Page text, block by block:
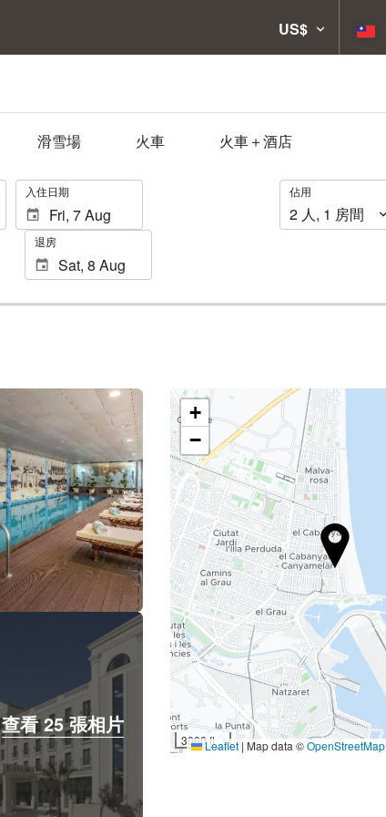
US$
滑雪場 火車 火車＋酒店
. 入住日期
退房
佔
用
佔用
2 人, 1 房間
查看 25 張相片
查看 25 張相片
+
−
3000 ftLeaflet | Map data ©OpenStreetMap